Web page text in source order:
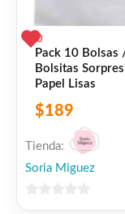
0
Pack 10 Bolsas
Bolsitas
Papel Lisas
$189
Tienda:
Soria Miguez